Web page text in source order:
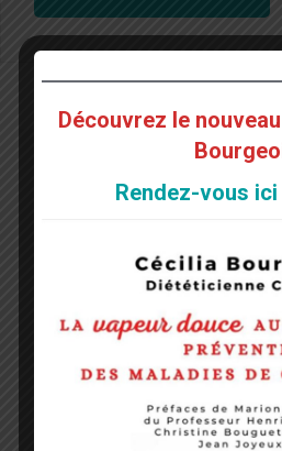
Découvrez le
Rendez-vous